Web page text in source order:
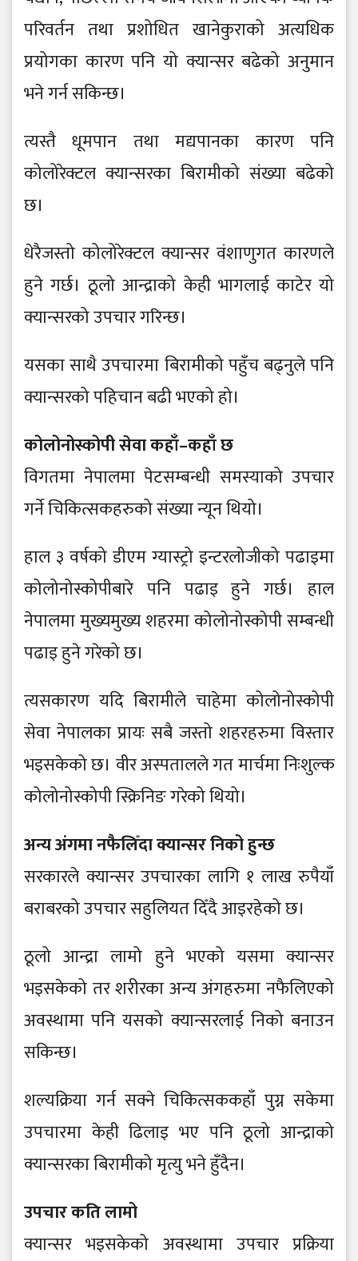
परिवर्तन तथा प्रशोधित खानेकुराको अत्यधिक
प्रयोगका कारण पनि यो क्यान्सर बढेको अनुमान
भने गर्न सकिन्छ।
त्यस्तै धूमपान तथा मद्यपानका कारण पनि
कोलोरेक्टल क्यान्सरका बिरामीको संख्या बढेको
छ।
धेरैजस्तो कोलोरेक्टल क्यान्सर वंशाणुगत कारणले
हुने गर्छ। ठूलो आन्द्राको केही भागलाई काटेर यो
क्यान्सरको उपचार गरिन्छ।
यसका साथै उपचारमा बिरामीको पहुँच बढ्नुले पनि
क्यान्सरको पहिचान बढी भएको हो।
कोलोनोस्कोपी सेवा कहाँ–कहाँ छ
विगतमा नेपालमा पेटसम्बन्धी समस्याको उपचार
गर्ने चिकित्सकहरुको संख्या न्यून थियो।
हाल ३ वर्षको डीएम ग्यास्ट्रो इन्टरलोजीको पढाइमा
कोलोनोस्कोपीबारे पनि पढाइ हुने गर्छ। हाल
नेपालमा मुख्यमुख्य शहरमा कोलोनोस्कोपी सम्बन्धी
पढाइ हुने गरेको छ।
त्यसकारण यदि बिरामीले चाहेमा कोलोनोस्कोपी
सेवा नेपालका प्रायः सबै जस्तो शहरहरुमा विस्तार
भइसकेको छ। वीर अस्पतालले गत मार्चमा निःशुल्क
कोलोनोस्कोपी स्क्रिनिङ गरेको थियो।
अन्य अंगमा नफैलिँदा क्यान्सर निको हुन्छ
सरकारले क्यान्सर उपचारका लागि १ लाख रुपैयाँ
बराबरको उपचार सहुलियत दिँदै आइरहेको छ।
ठूलो आन्द्रा लामो हुने भएको यसमा क्यान्सर
भइसकेको तर शरीरका अन्य अंगहरुमा नफैलिएको
अवस्थामा पनि यसको क्यान्सरलाई निको बनाउन
सकिन्छ।
शल्यक्रिया गर्न सक्ने चिकित्सककहाँ पुग्न सकेमा
उपचारमा केही ढिलाइ भए पनि ठूलो आन्द्राको
क्यान्सरका बिरामीको मृत्यु भने हुँदैन।
उपचार कति लामो
क्यान्सर भइसकेको अवस्थामा उपचार प्रक्रिया